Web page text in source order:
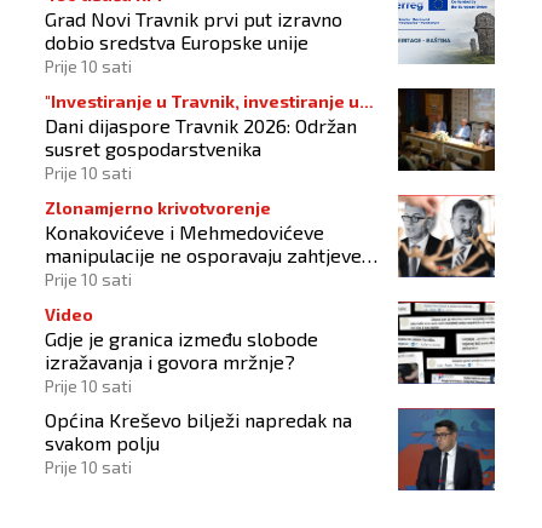
Grad Novi Travnik prvi put izravno
dobio sredstva Europske unije
Prije 10 sati
"Investiranje u Travnik, investiranje u
budućnost"
Dani dijaspore Travnik 2026: Održan
susret gospodarstvenika
Prije 10 sati
Zlonamjerno krivotvorenje
Konakovićeve i Mehmedovićeve
manipulacije ne osporavaju zahtjeve
Hrvata
Prije 10 sati
Video
Gdje je granica između slobode
izražavanja i govora mržnje?
Prije 10 sati
Općina Kreševo bilježi napredak na
svakom polju
Prije 10 sati